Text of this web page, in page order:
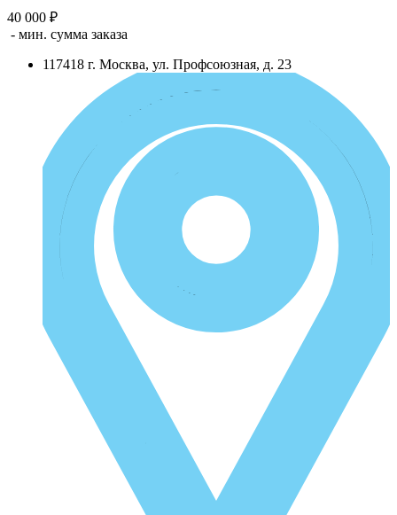
40 000 ₽
- мин. сумма заказа
117418 г. Москва, ул. Профсоюзная, д. 23